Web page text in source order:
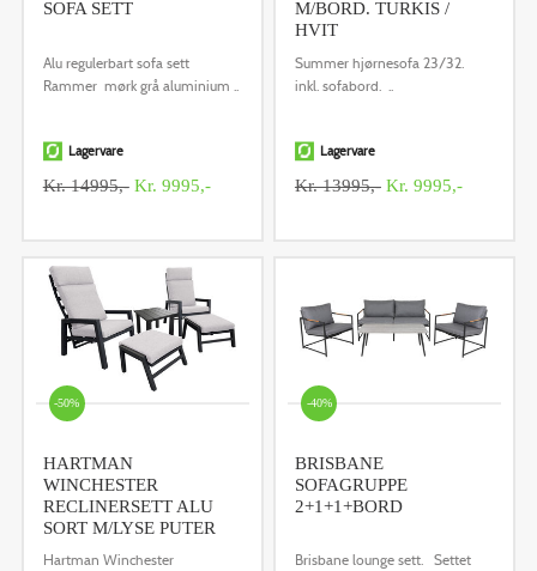
SOFA SETT
Alu regulerbart sofa sett
Rammer mørk grå aluminium ..
Lagervare
Kr. 14995,-Kr. 9995,-
M/BORD. TURKIS /
HVIT
Summer hjørnesofa 23/32.
inkl. sofabord. ..
Lagervare
Kr. 13995,-Kr. 9995,-
-50%
HARTMAN
WINCHESTER
RECLINERSETT ALU
SORT M/LYSE PUTER
Hartman Winchester
-40%
BRISBANE
SOFAGRUPPE
2+1+1+BORD
Brisbane lounge sett. Settet